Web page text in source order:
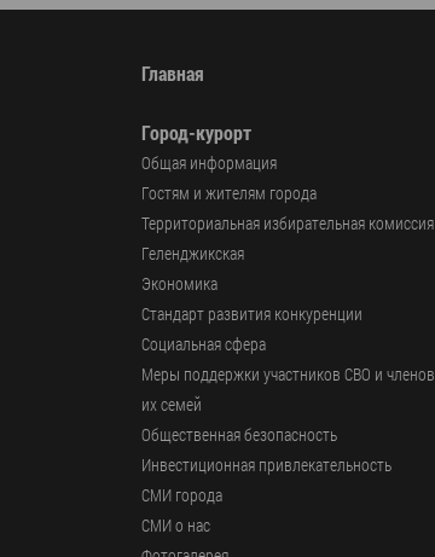
Главная
Город-курорт
Общая информация
Гостям и жителям города
Территориальная избирательная комиссия
Геленджикcкая
Экономика
Стандарт развития конкуренции
Социальная сфера
Меры поддержки участников СВО и членов
их семей
Общественная безопасность
Инвестиционная привлекательность
СМИ города
СМИ о нас